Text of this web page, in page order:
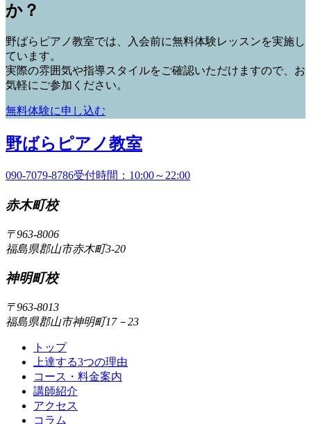
か？
野ばらピアノ教室では、入会前に無料体験レッスンを実施し
ています。
実際の雰囲気や指導スタイルをご確認いただけますので、お
気軽にご参加ください。
無料体験に申し込む
野
ピ
ア
ノ
教
室
野ばらピアノ教室
090-7079-8786受付時間：10:00～22:00
赤木町校
〒963-8006
福島県郡山市赤木町3-20
神明町校
〒963-8013
福島県郡山市神明町17－23
トップ
上達する3つの理由
コース・料金案内
講師紹介
アクセス
コラム